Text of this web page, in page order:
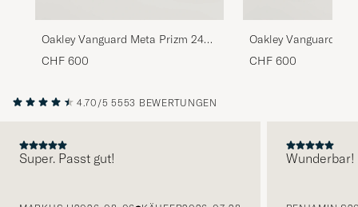
Oakley Vanguard Meta Prizm 24K
Sunglasses Gold
CHF 600
Oakley Vanguard
Sunglasses Black
CHF 600
4.70/5 5553 BEWERTUNGEN
Super. Passt gut! Wunderbar!